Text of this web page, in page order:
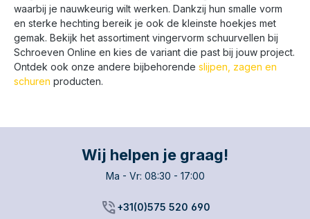
waarbij je nauwkeurig wilt werken. Dankzij hun smalle vorm
en sterke hechting bereik je ook de kleinste hoekjes met
gemak. Bekijk het assortiment vingervorm schuurvellen bij
Schroeven Online en kies de variant die past bij jouw project.
Ontdek ook onze andere bijbehorende slijpen, zagen en
schuren producten.
Wij helpen je graag!
Ma - Vr: 08:30 - 17:00
phone_in_talk+31(0)575 520 690